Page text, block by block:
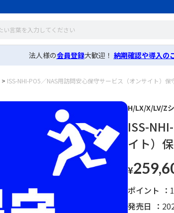
法人様の会員登録大歓迎！ 納期確認や導入の
> ISS-NHI-PO5／NAS用訪問安心保守サービス（オンサイト）保
H/LX/X/LV/Z
ISS-
イト）
¥
発売日
ポイント